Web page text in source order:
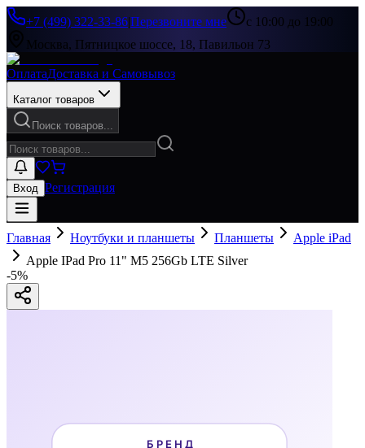
+7 (499) 322-33-86|Перезвоните мне
с 10:00 до 19:00
Москва, Пятницкое шоссе, 18, Павильон 73
ОплатаДоставка и Самовывоз
Каталог товаров
Поиск товаров...
Вход Регистрация
Главная Ноутбуки и планшеты Планшеты
Apple iPad
Apple IPad Pro 11" M5 256Gb LTE Silver
-5%